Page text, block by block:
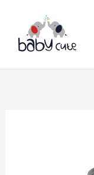
konten